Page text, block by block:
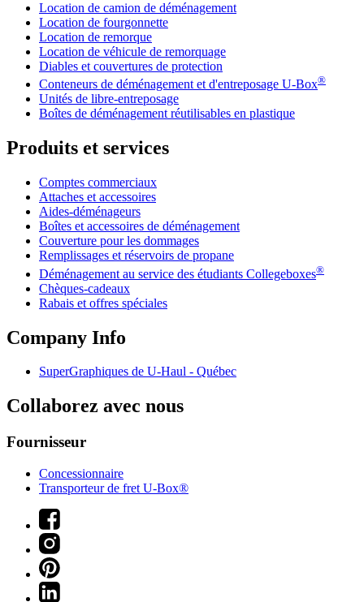
Location de camion de déménagement
Location de fourgonnette
Location de remorque
Location de véhicule de remorquage
Diables et couvertures de protection
Conteneurs de déménagement et d'entreposage U-Box®
Unités de libre-entreposage
Boîtes de déménagement réutilisables en plastique
Produits et services
Comptes commerciaux
Attaches et accessoires
Aides-déménageurs
Boîtes et accessoires de déménagement
Couverture pour les dommages
Remplissages et réservoirs de propane
Déménagement au service des étudiants Collegeboxes®
Chèques-cadeaux
Rabais et offres spéciales
Company Info
SuperGraphiques de U-Haul - Québec
Collaborez avec nous
Fournisseur
Concessionnaire
Transporteur de fret U-Box®